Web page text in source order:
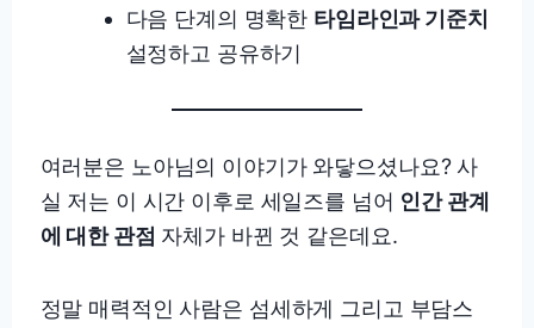
다음 단계의 명확한 타임라인과 기준치
설정하고 공유하기
여러분은 노아님의 이야기가 와닿으셨나요? 사
실 저는 이 시간 이후로 세일즈를 넘어 인간 관계
에 대한 관점 자체가 바뀐 것 같은데요.
정말 매력적인 사람은 섬세하게 그리고 부담스